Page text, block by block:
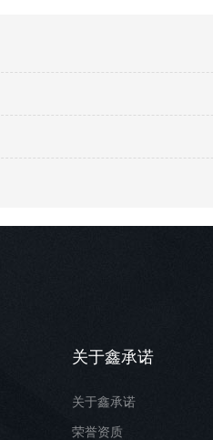
关于鑫承诺
关于鑫承诺
荣誉资质